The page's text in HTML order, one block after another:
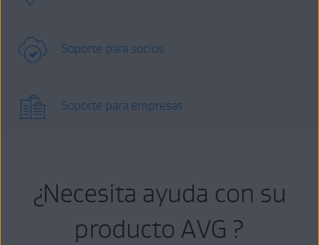
Soporte para socios
Soporte para empresas
¿Necesita ayuda con su
producto AVG ?